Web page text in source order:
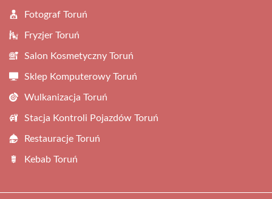
Fotograf Toruń
Fryzjer Toruń
Salon Kosmetyczny Toruń
Sklep Komputerowy Toruń
Wulkanizacja Toruń
Stacja Kontroli Pojazdów Toruń
Restauracje Toruń
Kebab Toruń